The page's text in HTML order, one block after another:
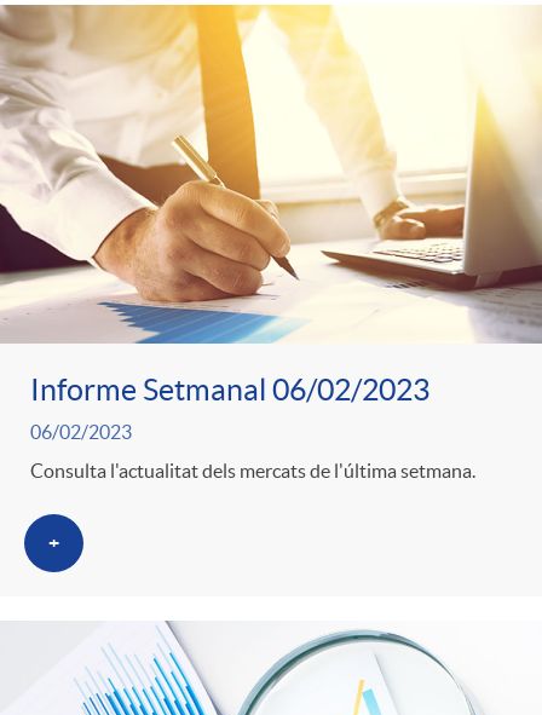
Informe Setmanal 06/02/2023
06/02/2023
Consulta l'actualitat dels mercats de l'última setmana.
+